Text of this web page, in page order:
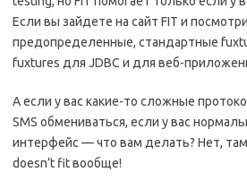
Если вы зайдете на сайт FIT и
предопределенные, стандартные
fuxtures для JDBC и для веб-
А если у вас какие-то сложные
SMS обмениваться, если у вас
интерфейс — что вам делать? Нет, там
doesn’t fit вообще!